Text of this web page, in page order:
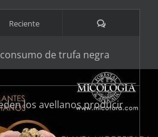
Reciente Comentarios
de trufa negra
los avellanos producir